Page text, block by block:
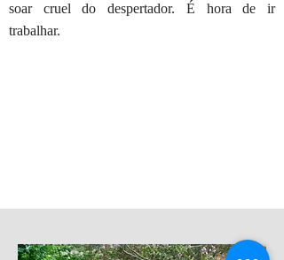
soar cruel do despertador. É hora de ir
trabalhar.